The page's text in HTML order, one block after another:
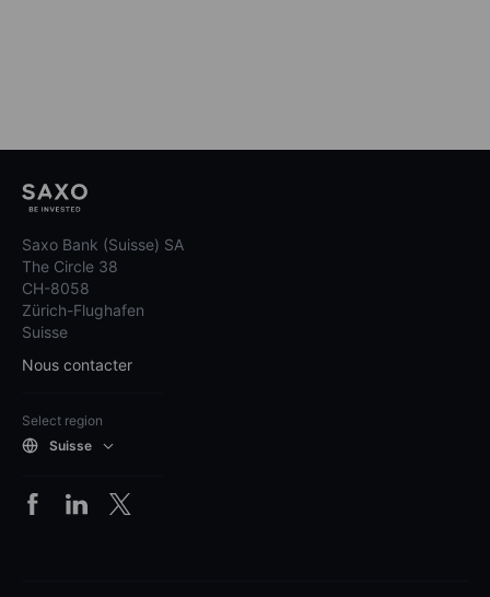
Saxo Bank (Suisse) SA
The Circle 38
CH-8058
Zürich-Flughafen
Suisse
Nous contacter
Select region
Suisse